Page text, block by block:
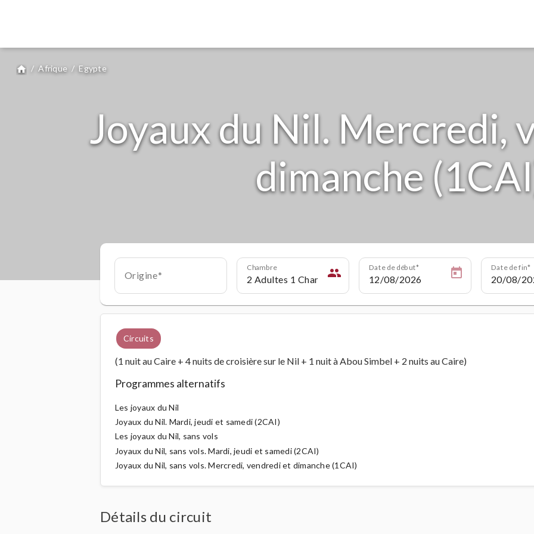
home / Afrique / Egypte
Joyaux du Nil. Mercredi,
dimanche
Origine
Chambre people Date de début Date de fin
Circuits
(1 nuit au Caire + 4 nuits de croisière sur le Nil + 1 nuit à Abou Simbel + 2 nuits au Caire)
Programmes alternatifs
Les joyaux du Nil
Joyaux du Nil. Mardi, jeudi et samedi (2CAI)
Les joyaux du Nil, sans vols
Joyaux du Nil, sans vols. Mardi, jeudi et samedi (2CAI)
Joyaux du Nil, sans vols. Mercredi, vendredi et dimanche (1CAI)
Détails du circuit